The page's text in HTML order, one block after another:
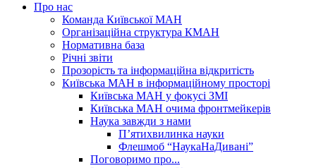
Про нас
Команда Київської МАН
Організаційна структура КМАН
Нормативна база
Річні звіти
Прозорість та інформаційна відкритість
Київська МАН в інформаційному просторі
Київська МАН у фокусі ЗМІ
Київська МАН очима фронтмейкерів
Наука завжди з нами
П’ятихвилинка науки
Флешмоб “НаукаНаДивані”
Поговоримо про...